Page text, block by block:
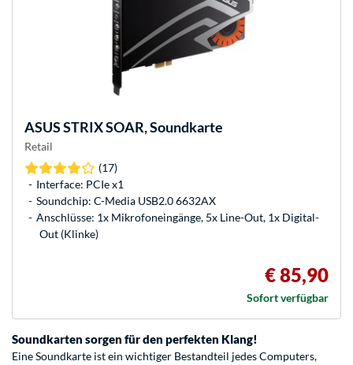
ASUSSTRIX SOAR, Soundkarte
Retail
(17)
Interface: PCIe x1
Soundchip: C-Media USB2.0 6632AX
Anschlüsse: 1x Mikrofoneingänge, 5x Line-Out, 1x Digital-
Out (Klinke)
€ 85,90
Sofort verfügbar
Soundkarten sorgen für den perfekten Klang!
Eine Soundkarte ist ein wichtiger Bestandteil jedes Computers,